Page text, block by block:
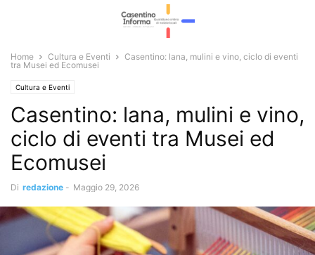
Home Cultura e Eventi
Casentino: lana, mulini e vino, ciclo di eventi
tra Musei ed Ecomusei
Cultura e Eventi
Casentino: lana, mulini e vino,
ciclo di eventi tra Musei ed
Ecomusei
Di redazione - Maggio 29, 2026